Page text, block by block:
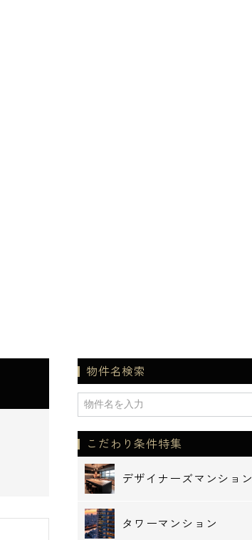
物件名検索
こだわり条件特集
デザイナーズマンション
タワーマンション